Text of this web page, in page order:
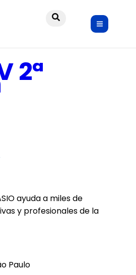
2ª
2ª
ayuda a miles de
y profesionales de la
Paulo